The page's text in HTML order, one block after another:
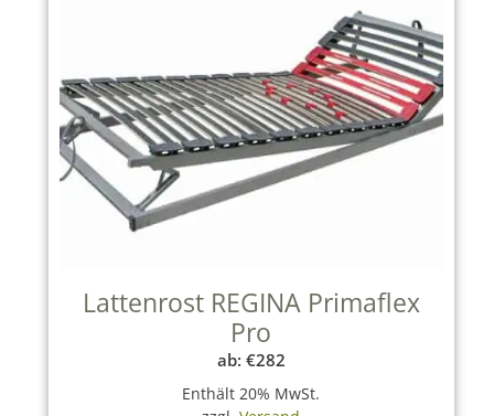
Lattenrost REGINA Primaflex
Pro
ab: €282
Enthält 20% MwSt.